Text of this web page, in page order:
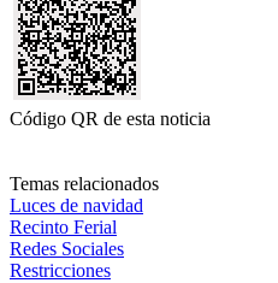
Código QR de esta noticia
Temas relacionados
Luces de navidad
Recinto Ferial
Redes Sociales
Restricciones